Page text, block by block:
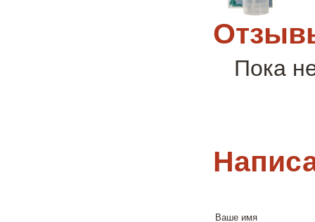
Пока
Ваше имя